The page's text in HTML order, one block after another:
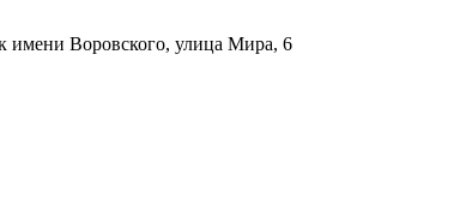
имени Воровского, улица Мира, 6